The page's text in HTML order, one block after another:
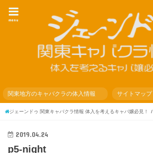
menu
関東地方のキャバクラの体入情報 サイトマップ
ジェーンドゥ 関東キャバクラ情報 体入を考えるキャバ嬢必見！
2019.04.24
p5-night